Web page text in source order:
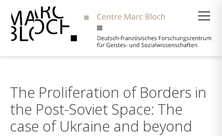
The Proliferation of Borders in
the Post-Soviet Space: The
case of Ukraine and beyond